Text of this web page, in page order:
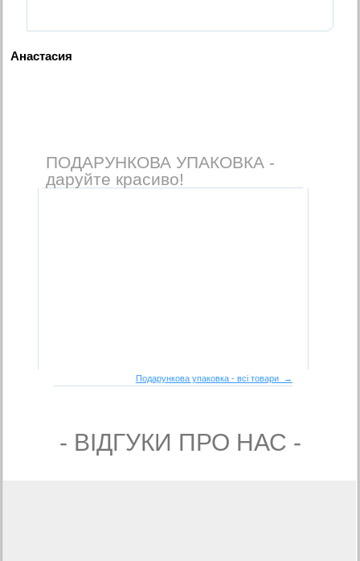
Анастасия
ПОДАРУНКОВА УПАКОВКА -
даруйте красиво!
Подарункова упаковка - всі товари →
- ВIДГУКИ ПРО НАС -